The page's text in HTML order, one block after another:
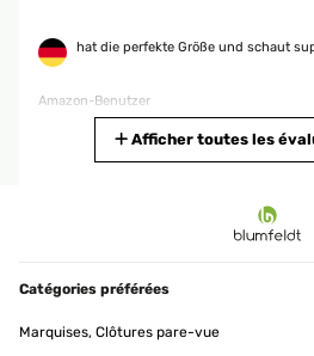
hat die perfekte Größe und schaut
Amazon-Benutzer
Afficher toutes les
Catégories préférées
Marquises, Clôtures pare-vue